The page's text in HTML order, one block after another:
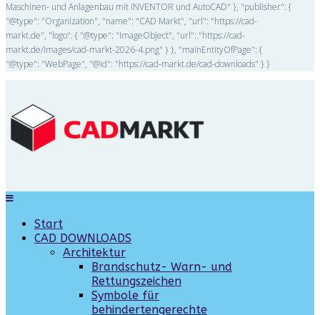
Maschinen- und Anlagenbau mit INVENTOR und AutoCAD" }, "publisher": {
"@type": "Organization", "name": "CAD Markt", "url": "https://cad-
markt.de", "logo": { "@type": "ImageObject", "url": "https://cad-
markt.de/images/cad-markt-2026-4.png" } }, "mainEntityOfPage": {
"@type": "WebPage", "@id": "https://cad-markt.de/cad-downloads" } }
Start
CAD DOWNLOADS
Architektur
Brandschutz- Warn- und
Rettungszeichen
Symbole für
behindertengerechte